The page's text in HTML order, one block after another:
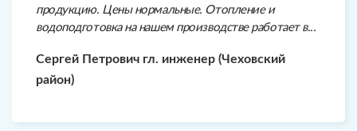
продукцию. Цены нормальные. Отопление и
водоподготовка на нашем производстве работает в...
Сергей Петрович гл. инженер (Чеховский
район)